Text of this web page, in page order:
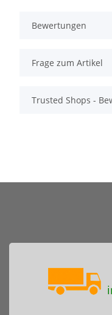
Bewertungen
Frage zum Artikel
Trusted Shops -